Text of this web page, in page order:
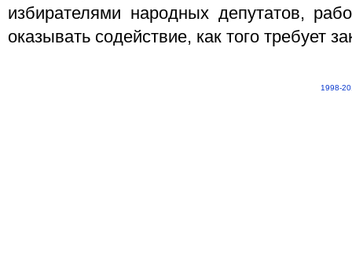
избирателями народных депутатов,
оказывать содействие, как того требует
1998-